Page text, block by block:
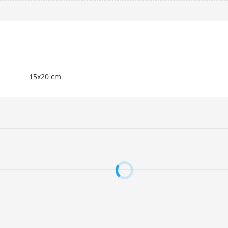
15x20 cm